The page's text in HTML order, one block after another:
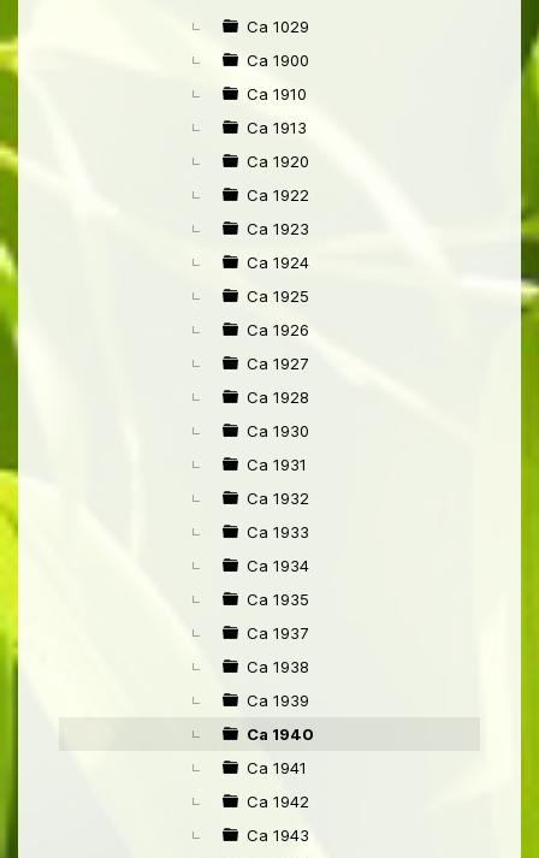
►
Ca 1029
Ca 1900
Ca 1910
Ca 1913
Ca 1920
Ca 1922
Ca 1923
Ca 1924
Ca 1925
Ca 1926
Ca 1927
Ca 1928
Ca 1930
Ca 1931
Ca 1932
Ca 1933
Ca 1934
Ca 1935
Ca 1937
Ca 1938
Ca 1939
Ca 1940
Ca 1941
Ca 1942
Ca 1943